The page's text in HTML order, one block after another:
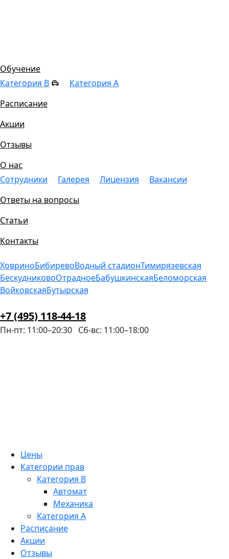
Обучение
Категория B
Категория A
Расписание
Акции
Отзывы
О нас
Сотрудники
Галерея Лицензия
Вакансии
Ответы на вопросы
Статьи
Контакты
ХовриноБибиревоВодный стадионТимирязевская
БескудниковоОтрадноеБабушкинскаяБеломорская
ВойковскаяБутырская
+7 (495) 118-44-18
Пн-пт: 11:00–20:30 Сб-вс: 11:00–18:00
Цены
Категории прав
Категория B
Автомат
Механика
Категория A
Расписание
Акции
Отзывы